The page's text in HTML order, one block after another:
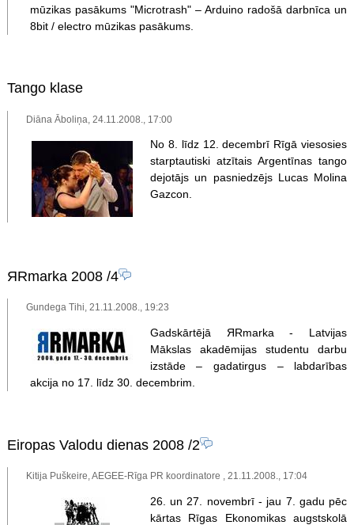
mūzikas pasākums "Microtrash" – Arduino radošā darbnīca un
8bit / electro mūzikas pasākums.
Tango klase
Diāna Āboliņa, 24.11.2008., 17:00
No 8. līdz 12. decembrī Rīgā viesosies
starptautiski atzītais Argentīnas tango
dejotājs un pasniedzējs Lucas Molina
Gazcon.
ЯRmarka 2008/4
Gundega Tihi, 21.11.2008., 19:23
Gadskārtējā ЯRmarka - Latvijas
Mākslas akadēmijas studentu darbu
izstāde – gadatirgus – labdarības
akcija no 17. līdz 30. decembrim.
Eiropas Valodu dienas 2008/2
Kitija Puškeire, AEGEE-Rīga PR koordinatore , 21.11.2008., 17:04
26. un 27. novembrī - jau 7. gadu pēc
kārtas Rīgas Ekonomikas augstskolā